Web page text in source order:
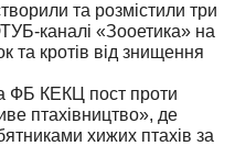
та розмістили три
каналі «Зооетика» на
та кротів від знищення
ФБ КЕКЦ пост проти
птахівництво», де
хижих птахів за